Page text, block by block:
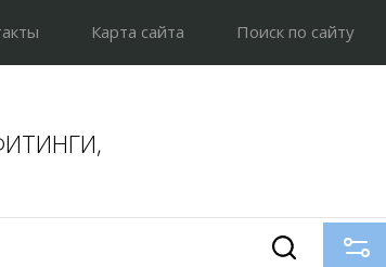
Карта сайта Поиск по сайту